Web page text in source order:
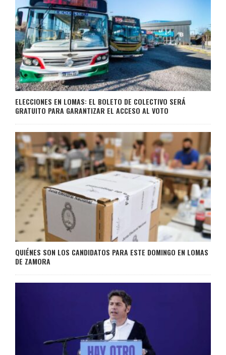
ELECCIONES EN LOMAS: EL BOLETO DE COLECTIVO SERÁ
GRATUITO PARA GARANTIZAR EL ACCESO AL VOTO
QUIÉNES SON LOS CANDIDATOS PARA ESTE DOMINGO EN LOMAS
DE ZAMORA